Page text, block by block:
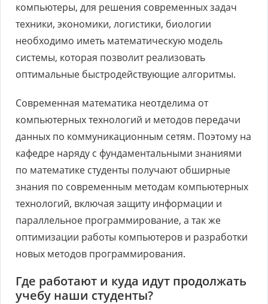
компьютеры, для решения современных задач
техники, экономики, логистики, биологии
необходимо иметь математическую модель
системы, которая позволит реализовать
оптимальные быстродействующие алгоритмы.
Современная математика неотделима от
компьютерных технологий и методов передачи
данных по коммуникационным сетям. Поэтому на
кафедре наряду с фундаментальными знаниями
по математике студенты получают обширные
знания по современным методам компьютерных
технологий, включая защиту информации и
параллельное программирование, а так же
оптимизации работы компьютеров и разработки
новых методов программирования.
Где работают и куда идут продолжать
учебу наши студенты?